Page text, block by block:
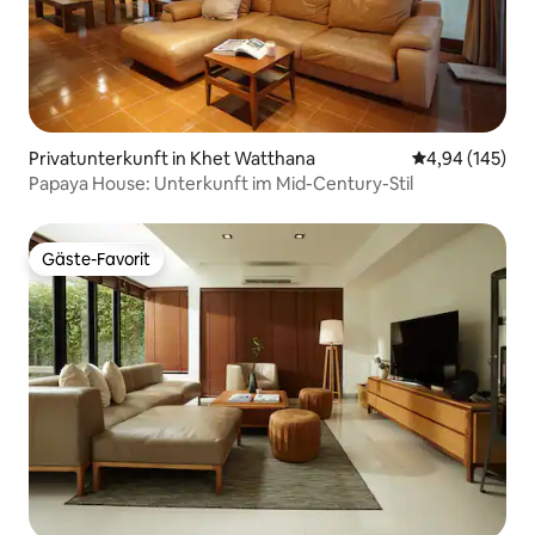
Privatunterkunft in Khet Watthana
4,94 (145)
Papaya House: Unterkunft im Mid-Century-Stil
Gäste-Favorit
Gäste-Favorit